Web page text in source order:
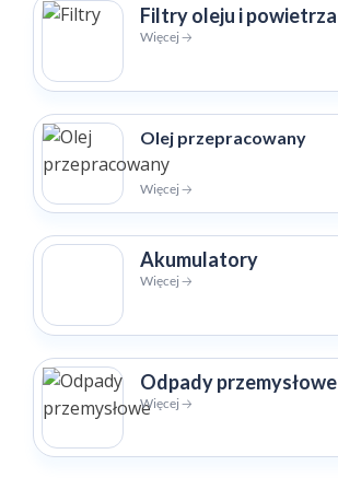
Filtry oleju i powietrza
Więcej 🡢
Olej przepracowany
Więcej 🡢
Akumulatory
Więcej 🡢
Odpady przemysłowe
Więcej 🡢